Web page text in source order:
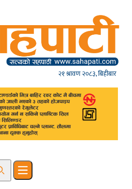
२१ श्रावण २०८३, बिहीबार
News
SearchOpen main menu